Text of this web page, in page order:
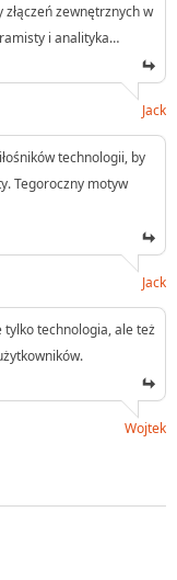
zewnętrznych w
i analityka…
Jack
technologii, by
Tegoroczny motyw
Jack
tylko technologia, ale też
Wojtek